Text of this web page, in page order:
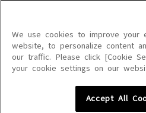
このサイトに掲載されている一切の文章・画
を問わず、著作権法の定める範囲を超えて無
を禁じます。
楽曲及びコンテンツは、機種によりご利用い
楽曲及びコンテンツの配信日、配信内容が変更
We use cookies to improve your
website, to personalize content
our traffic. Please click [Cookie
your cookie settings on our
Accept All